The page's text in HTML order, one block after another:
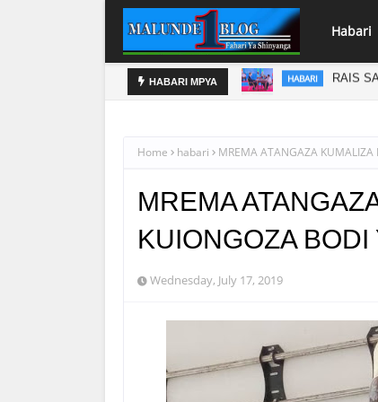
Habari
HABARI MPYA
KIKUU CHA NISHATI YA MAFUTA HABARI DC
Home habari MREMA ATANGAZA KUMALIZA
MREMA
KUIONGOZA BODI
Wednesday, July 17, 2019